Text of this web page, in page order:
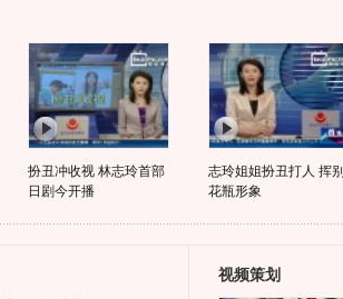
扮丑冲收视 林志玲首部
日剧今开播
志玲姐姐扮丑打人 挥别
花瓶形象
视频策划